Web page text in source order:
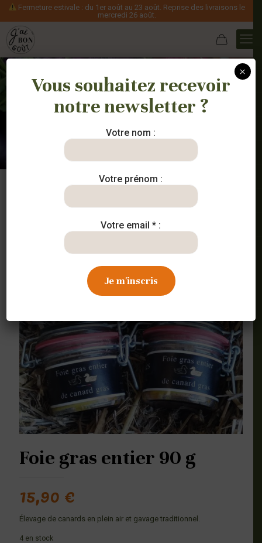
Fermeture estivale : du 1er août au 23 août. Reprise des livraisons le
mercredi 26 août.
Nos paniers
Foie gras entier 90 g
15,90€
Élevage de canards en plein air et gavage traditionnel.
4 en stock
Vous souhaitez recevoir
notre newsletter ?
Votre nom :
Votre prénom :
Votre email * :
×